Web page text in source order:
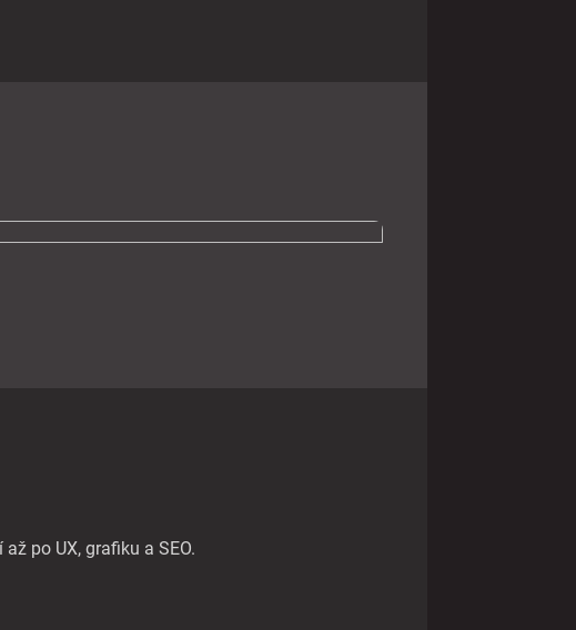
po UX, grafiku a SEO.